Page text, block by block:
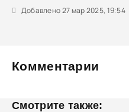
Добавлено 27 мар 2025, 19:54
Комментарии
Смотрите также: